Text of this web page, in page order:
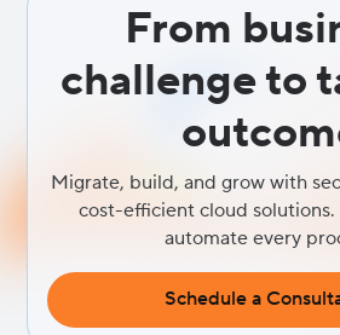
From
challenge to
Migrate, build, and grow with
cost-efficient cloud solutions.
automate every
Schedule a